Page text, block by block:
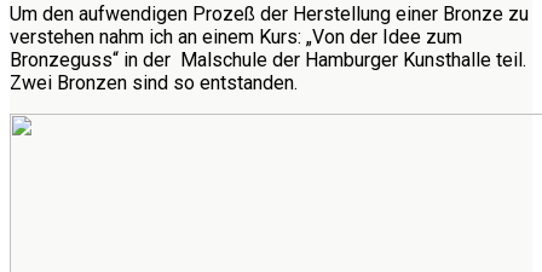
Um den aufwendigen Prozeß der Herstellung einer Bronze zu
verstehen nahm ich an einem Kurs: „Von der Idee zum
Bronzeguss“ in der Malschule der Hamburger Kunsthalle teil.
Zwei Bronzen sind so entstanden.